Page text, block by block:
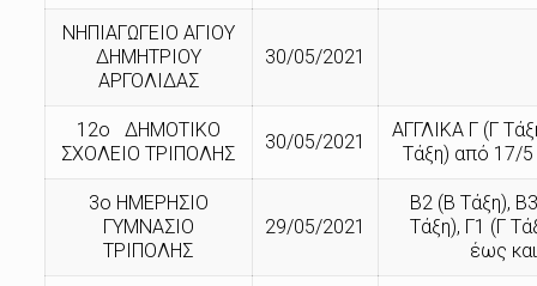
ΝΗΠΙΑΓΩΓΕΙΟ ΑΓΙΟΥ
ΔΗΜΗΤΡΙΟΥ
ΑΡΓΟΛΙΔΑΣ
30/05/2021
12ο ΔΗΜΟΤΙΚΟ
ΣΧΟΛΕΙΟ ΤΡΙΠΟΛΗΣ
30/05/2021
ΑΓΓΛΙΚΑ Γ (Γ
Τάξη) από 17/
3ο ΗΜΕΡΗΣΙΟ
ΓΥΜΝΑΣΙΟ
ΤΡΙΠΟΛΗΣ
29/05/2021
Β2 (Β Τάξη),
Τάξη), Γ1 (Γ
έως